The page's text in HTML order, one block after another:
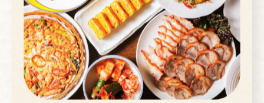
< 前のページ 一覧に戻る 次のページ >
関連タグ